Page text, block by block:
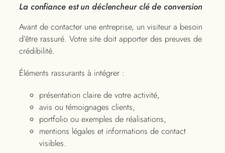
La confiance est un déclencheur clé de conversion
Avant de contacter une entreprise, un visiteur a besoin
d’être rassuré. Votre site doit apporter des preuves de
crédibilité.
Éléments rassurants à intégrer :
présentation claire de votre activité,
avis ou témoignages clients,
portfolio ou exemples de réalisations,
mentions légales et informations de contact
visibles.